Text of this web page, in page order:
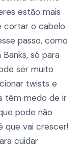
estão mais
cortar o cabelo.
passo, como
só para
ser muito
twists e
têm medo de ir
pode não
que vai crescer!
cuidar